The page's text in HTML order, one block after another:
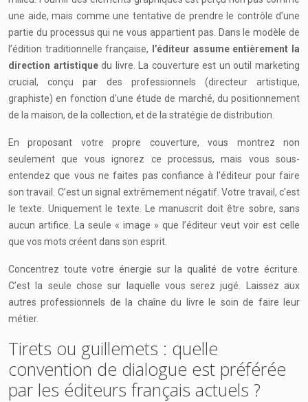
une aide, mais comme une tentative de prendre le contrôle d’une
partie du processus qui ne vous appartient pas. Dans le modèle de
l’édition traditionnelle française,
l’éditeur assume entièrement la
direction artistiquedu livre. La couverture est un outil marketing
crucial, conçu par des professionnels (directeur artistique,
graphiste) en fonction d’une étude de marché, du positionnement
de la maison, de la collection, et de la stratégie de distribution.
En proposant votre propre couverture, vous montrez non
seulement que vous ignorez ce processus, mais vous sous-
entendez que vous ne faites pas confiance à l’éditeur pour faire
son travail. C’est un signal extrêmement négatif. Votre travail, c’est
le texte. Uniquement le texte. Le manuscrit doit être sobre, sans
aucun artifice. La seule « image » que l’éditeur veut voir est celle
que vos mots créent dans son esprit.
Concentrez toute votre énergie sur la qualité de votre écriture.
C’est la seule chose sur laquelle vous serez jugé. Laissez aux
autres professionnels de la chaîne du livre le soin de faire leur
métier.
Tirets ou guillemets : quelle
convention de dialogue est préférée
par les éditeurs français actuels ?